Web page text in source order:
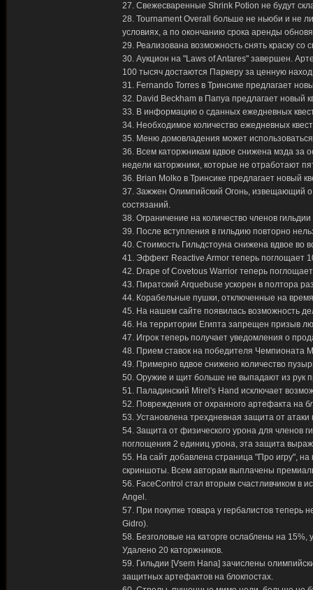
27. Свежесваренные Shrink Potion не будут
28. Tournament Overall больше не ньюби и не
условиях, а по окончанию срока аренды
29. Реализована возможность снять краску со
30. Аукцион на "Laws of Antares" завершен.
100 тысяч достаются Паркеру за ценную
31. Fernando Torres в Тринсике предлагает
32. David Beckham в Папуа предлагает новый
33. В информацию о сданных ежедневных
34. Необходимое количество ежедневных
35. Меню домовладения может
36. Всем каторжникам вдвое снижена мзда за
недели каторжники, которые не отработают
36. Brian Molko в Тринсике предлагает новый
37. Зажжен Олимпийский Огонь, извещающий
состязаний.
38. Ограничение на количество членов
39. После вступления в гильдию повторно
40. Стоимость Гильдстоуна снижена вдвое во
41. Эффект Reactive Armor теперь поглощает
42. Drape of Covetous Warrior теперь
43. Пиратский Arquebuse ускорен в полтора
44. Корабельные пушки, отключенные на
45. На нашем сайте появилась возможность
46. На территории Египта запрещен призыв
47. Игрок теперь получает уведомления о
48. Прием ставок на победителя Чемпионата
49. Примерно вдвое снижено количество
50. Оружие и щит больше не выпадают из рук
51. Паладинский Mirel's Hand исключает
52. Повреждения от охранного артефакта на
53. Установлена трехдневная защита от атаки
54. Защита от физического урона для членов
поглощения 2 единиц урона, эта защита
55. На сайт добавлена страница "Про игру",
скриншоты. Всем авторам выплачены
56. FaceControl стал вторым счастливчиком в
Angel.
57. При покупке товара у гербалистов теперь
Gidro).
58. Безголовые на каторге ослаблены на
Удалено 20 каторжников.
59. Гильдии [Vsem Hana] зачислены
защитных артефактов на блокпостах.